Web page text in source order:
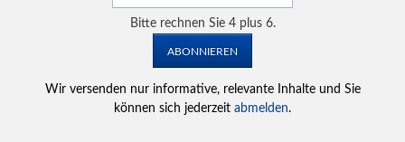
Bitte rechnen Sie 4 plus 6.
ABONNIEREN
Wir versenden nur informative, relevante Inhalte und Sie
können sich jederzeit abmelden.